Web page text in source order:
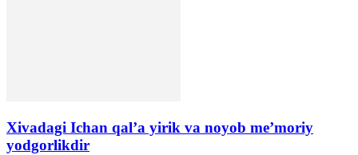
Xivadagi Ichan qal’a yirik va noyob me’moriy
yodgorlikdir